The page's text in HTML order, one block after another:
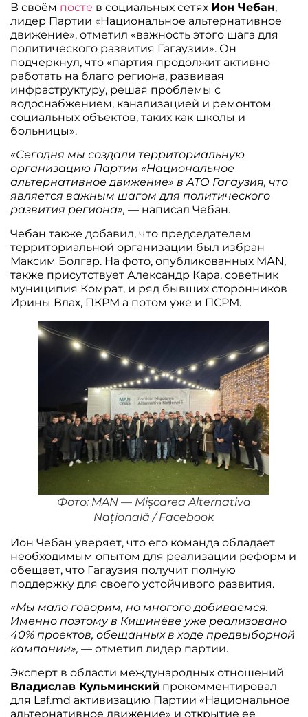
В своём посте в социальных сетях Ион Чебан,
лидер Партии «Национальное альтернативное
движение», отметил «важность этого шага для
политического развития Гагаузии». Он
подчеркнул, что «партия продолжит активно
работать на благо региона, развивая
инфраструктуру, решая проблемы с
водоснабжением, канализацией и ремонтом
социальных объектов, таких как школы и
больницы».
«Сегодня мы создали территориальную
организацию Партии «Национальное
альтернативное движение» в АТО Гагаузия, что
является важным шагом для политического
развития региона»,— написал Чебан.
Чебан также добавил, что председателем
территориальной организации был избран
Максим Болгар. На фото, опубликованных МАN,
также присутствует Александр Кара, советник
муниципия Комрат, и ряд бывших сторонников
Ирины Влах, ПКРМ а потом уже и ПСРМ.
Фото: MAN — Mișcarea Alternativa
Națională / Facebook
Ион Чебан уверяет, что его команда обладает
необходимым опытом для реализации реформ и
обещает, что Гагаузия получит полную
поддержку для своего устойчивого развития.
«Мы мало говорим, но многого добиваемся.
Именно поэтому в Кишинёве уже реализовано
40% проектов, обещанных в ходе предвыборной
кампании»,— отметил лидер партии.
Эксперт в области международных отношений
Владислав Кульминский прокомментировал
для Laf.md активизацию Партии «Национальное
альтернативное движение» и открытие ее